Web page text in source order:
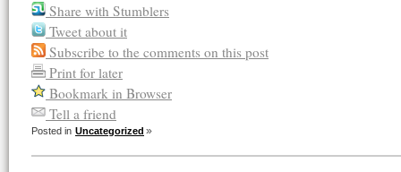
Share with Stumblers
Tweet about it
Subscribe to the comments on this post
Print for later
Bookmark in Browser
Tell a friend
Posted in Uncategorized